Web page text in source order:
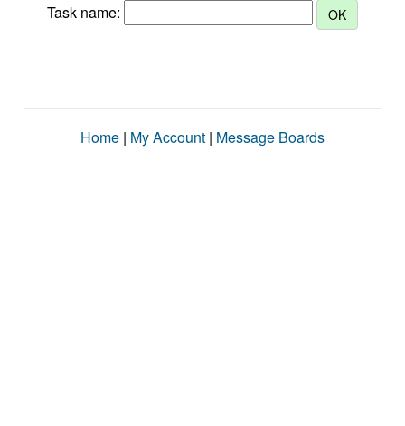
Task name:
Home | My Account | Message Boards